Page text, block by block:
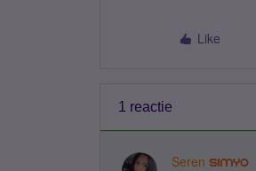
Like
1 reactie
Seren